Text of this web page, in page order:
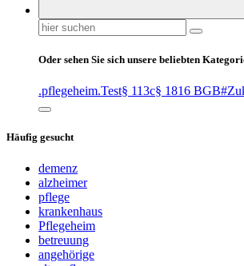
Suchen
nach:
Oder sehen Sie sich unsere beliebten
.pflegeheim.Test§ 113c§ 1816 BGB
Häufig gesucht
demenz
alzheimer
pflege
krankenhaus
Pflegeheim
betreuung
angehörige